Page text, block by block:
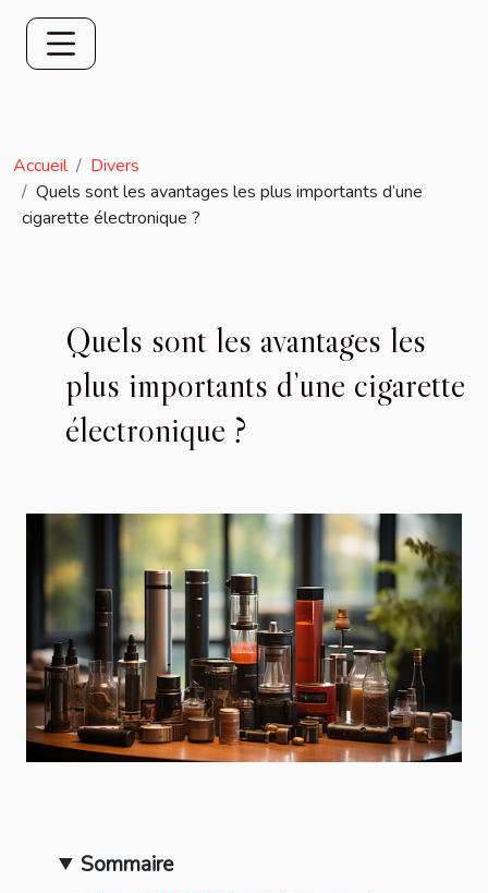
Accueil
Divers
Quels sont les avantages les plus importants d’une
cigarette électronique ?
Quels sont les avantages les
plus importants d’une cigarette
électronique ?
Sommaire